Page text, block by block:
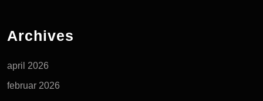
Archives
april 2026
februar 2026